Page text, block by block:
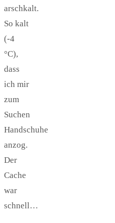
arschkalt.
So kalt
(-4
°C),
dass
ich mir
zum
Suchen
Handschuhe
anzog.
Der
Cache
war
schnell…